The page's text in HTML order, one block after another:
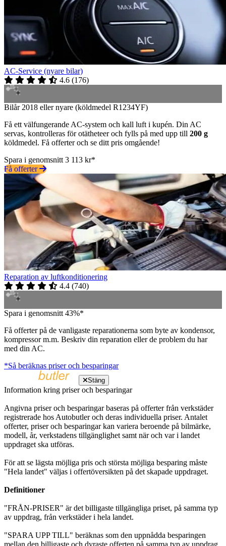
AC-Service (nyare bilar)
4.6 (176)
Bilår 2018 eller nyare (köldmedel R1234YF)
Få ett välfungerande AC-system och kall luft i kupén. Din AC
servas, kontrolleras för otätheteer och fylls på med upp till 200 g
köldmedel. Få offerter och se ditt pris omgående!
Spara i genomsnitt 3 113 kr*
Få offerter
Reparation av luftkonditionering
4.4 (740)
Spara i genomsnitt 43%*
Få offerter på de vanligaste reparationerna som byte av kondensor,
kompressor m.m. Beskriv din reparation eller de problem du har
med din AC.
*Så beräknas priser och besparingar
Stäng
Information kring priser och besparingar
Angivna priser och besparingar baseras på offerter från verkstäder
registrerade hos Autobutler och deras individuella priser. Antalet
offerter, priser och besparingar kan variera beroende på bilmärke,
modell, år, verkstadens tillgänglighet samt när och var i landet
uppdraget ska utföras.
För att se lägsta möjliga pris och största möjliga besparing måste
"Hela landet" väljas i offertöversikten på det skapade uppdraget.
Definitioner
"FRÅN-PRISER" är det billigaste tillgängliga priset, på samma typ
av uppdrag, från verkstäder i hela landet.
"SPARA UPP TILL" beräknas som den uppnådda besparingen